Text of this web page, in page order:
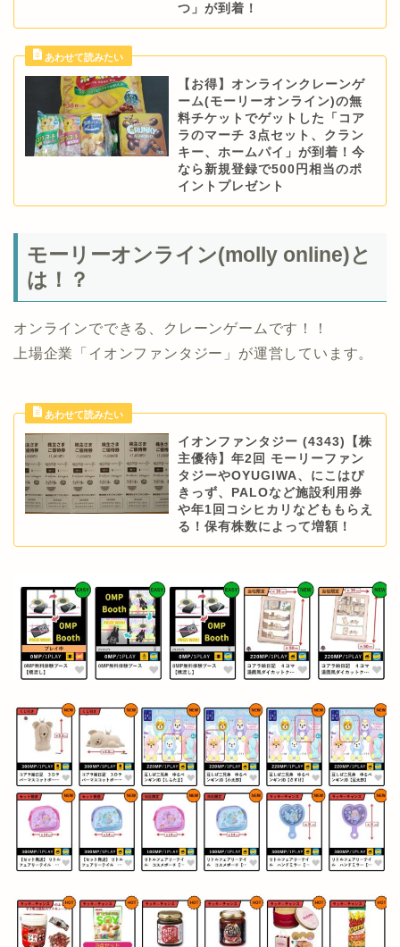
つ」が到着！
【お得】オンラインクレーンゲ
ーム(モーリーオンライン)の無
料チケットでゲットした「コア
ラのマーチ 3点セット、クラン
キー、ホームパイ」が到着！今
なら新規登録で500円相当のポ
イントプレゼント
モーリーオンライン(molly online)と
は！？
オンラインでできる、クレーンゲームです！！
上場企業「イオンファンタジー」が運営しています。
イオンファンタジー (4343)【株
主優待】年2回 モーリーファン
タジーやOYUGIWA、にこはぴ
きっず、PALOなど施設利用券
や年1回コシヒカリなどももらえ
る！保有株数によって増額！